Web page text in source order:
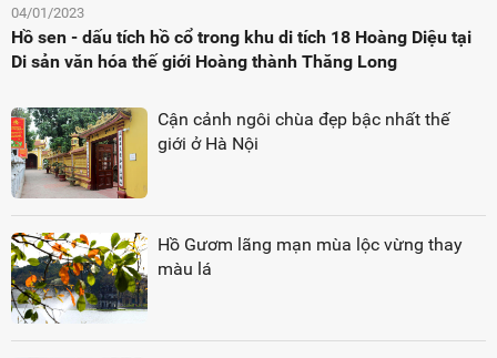
04/01/2023
Hồ sen - dấu tích hồ cổ trong khu di tích 18 Hoàng Diệu tại
Di sản văn hóa thế giới Hoàng thành Thăng Long
Cận cảnh ngôi chùa đẹp bậc nhất thế
giới ở Hà Nội
Hồ Gươm lãng mạn mùa lộc vừng thay
màu lá